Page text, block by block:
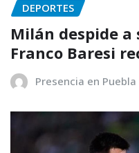
DEPORTES
Milán despide
Franco Baresi
Presencia en Puebla